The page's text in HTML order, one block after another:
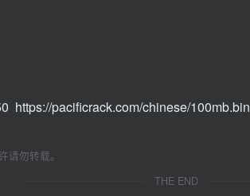
https://pacificrack.com/chinese/100mb.bin
请勿转载。
THE END